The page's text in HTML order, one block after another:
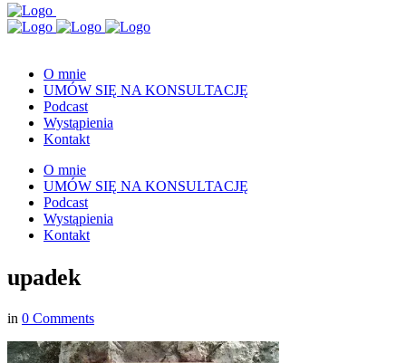
O mnie
UMÓW SIĘ NA KONSULTACJĘ
Podcast
Wystąpienia
Kontakt
O mnie
UMÓW SIĘ NA KONSULTACJĘ
Podcast
Wystąpienia
Kontakt
upadek
in 0 Comments